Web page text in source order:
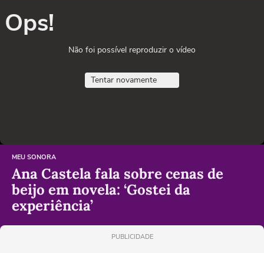
Ops!
Não foi possível reproduzir o vídeo
Tentar novamente
MEU SONORA
Ana Castela fala sobre cenas de
beijo em novela: ‘Gostei da
experiência’
PUBLICIDADE